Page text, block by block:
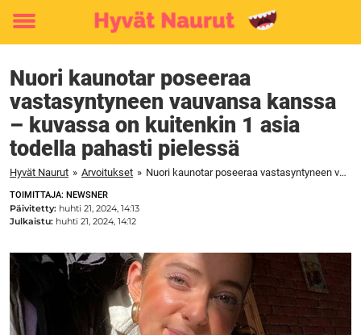
Toggle
Nuori kaunotar poseeraa
vastasyntyneen vauvansa kanssa
– kuvassa on kuitenkin 1 asia
todella pahasti pielessä
Hyvät Naurut » Arvoitukset » Nuori kaunotar poseeraa vastasyntyneen vauvansa kanssa – kuvassa on kuitenkin 1 asia todella pahasti pielessä
TOIMITTAJA: NEWSNER
Päivitetty: huhti 21, 2024, 14:13
Julkaistu: huhti 21, 2024, 14:12